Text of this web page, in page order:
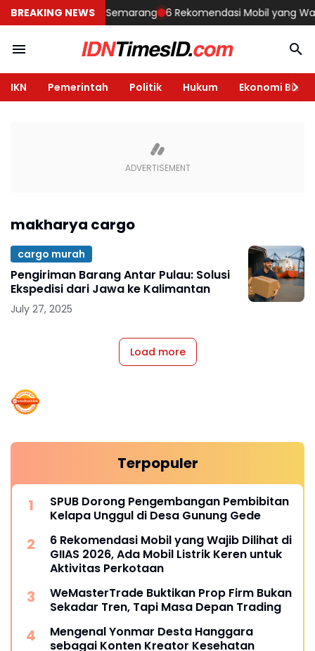
BREAKING NEWS
Rumah di Semarang 6 Rekomendasi Mobil yang
IKN Pemerintah Politik Hukum Ekonomi Bisnis
makharya cargo
cargo murah
Pengiriman Barang Antar Pulau: Solusi
Ekspedisi dari Jawa ke Kalimantan
July 27, 2025
Load more
Terpopuler
SPUB Dorong Pengembangan Pembibitan
Kelapa Unggul di Desa Gunung Gede
6 Rekomendasi Mobil yang Wajib Dilihat di
GIIAS 2026, Ada Mobil Listrik Keren untuk
Aktivitas Perkotaan
WeMasterTrade Buktikan Prop Firm Bukan
Sekadar Tren, Tapi Masa Depan Trading
Mengenal Yonmar Desta Hanggara
sebagai Konten Kreator Kesehatan